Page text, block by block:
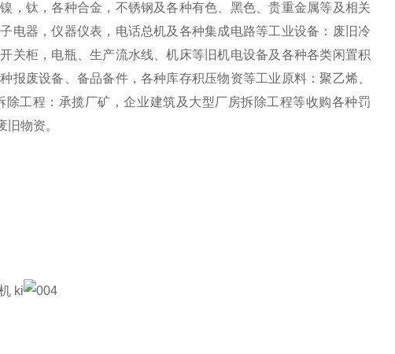
，钛，各种合金，不锈钢及各种有色、黑色、贵重金属等及相关
电器，仪器仪表，电话总机及各种集成电路等工业设备：废旧冷
关柜，电瓶、生产流水线、机床等旧机电设备及各种各类闲置积
废设备、备品备件，各种库存积压物资等工业原料：聚乙烯、
工程：承揽厂矿，企业建筑及大型厂房拆除工程等收购各种罚
物资。